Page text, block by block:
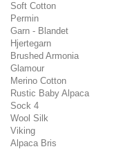
Soft Cotton
Permin
Garn - Blandet
Hjertegarn
Brushed Armonia
Glamour
Merino Cotton
Rustic Baby Alpaca
Sock 4
Wool Silk
Viking
Alpaca Bris